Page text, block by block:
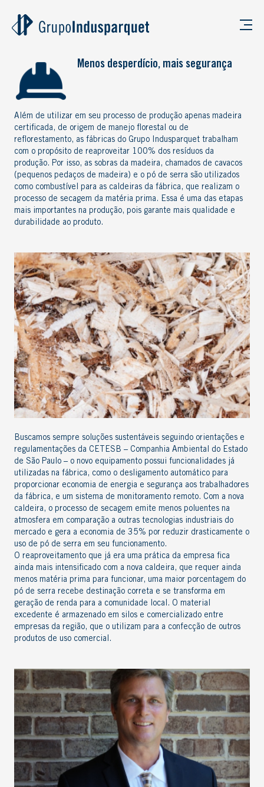
Menos desperdício, mais segurança
Além de utilizar em seu processo de produção apenas madeira
certificada, de origem de manejo florestal ou de
reflorestamento, as fábricas do Grupo Indusparquet trabalham
com o propósito de reaproveitar 100% dos resíduos da
produção. Por isso, as sobras da madeira, chamados de cavacos
(pequenos pedaços de madeira) e o pó de serra são utilizados
como combustível para as caldeiras da fábrica, que realizam o
processo de secagem da matéria prima. Essa é uma das etapas
mais importantes na produção, pois garante mais qualidade e
durabilidade ao produto.
Buscamos sempre soluções sustentáveis seguindo orientações e
regulamentações da CETESB – Companhia Ambiental do Estado
de São Paulo – o novo equipamento possui funcionalidades já
utilizadas na fábrica, como o desligamento automático para
proporcionar economia de energia e segurança aos trabalhadores
da fábrica, e um sistema de monitoramento remoto. Com a nova
caldeira, o processo de secagem emite menos poluentes na
atmosfera em comparação a outras tecnologias industriais do
mercado e gera a economia de 35% por reduzir drasticamente o
uso de pó de serra em seu funcionamento.
O reaproveitamento que já era uma prática da empresa fica
ainda mais intensificado com a nova caldeira, que requer ainda
menos matéria prima para funcionar, uma maior porcentagem do
pó de serra recebe destinação correta e se transforma em
geração de renda para a comunidade local. O material
excedente é armazenado em silos e comercializado entre
empresas da região, que o utilizam para a confecção de outros
produtos de uso comercial.